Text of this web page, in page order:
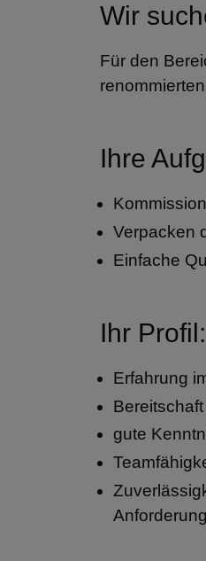
Wir
Für den
Ihre
Verpacken
Einfache
Ihr Profil:
Erfahrung
gute